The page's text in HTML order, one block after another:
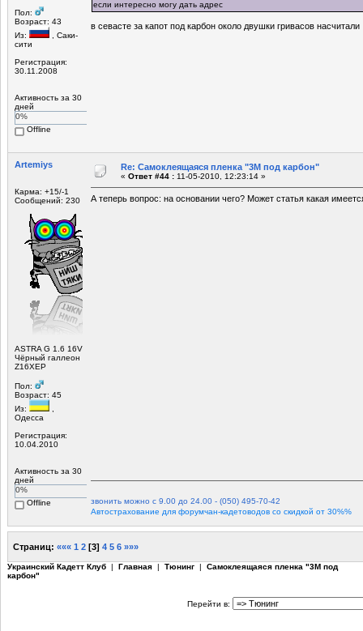
Пол:
Возраст: 43
Из:
, Саки-
сити
Регистрация:
30.11.2008
Активность за 30
дней
0%
Offline
если интересно могу дать адрес
в севасте за капот под карбон около двушки гривасов насчитали
Artemiys
Карма: +15/-1
Сообщений: 230
ASTRA G 1.6 16V
Чёрный галлеон
Z16ХЕР
Пол:
Возраст: 45
Из:
Одесса
Регистрация:
10.04.2010
Активность за 30
дней
0%
Offline
Re: Самоклеящаяся пленка "3М под карбон"
« Ответ #44 : 11-05-2010, 12:23:14 »
А теперь вопрос: на основании чего? Может статья какая
звонить можно с 9.00 до 24.00 - (050) 495-70-42
Автострахование для форумчан-кадетоводов со скидкой от 30%%
Страниц: ««« 1 2 [3] 4 5 6 »»»
Украинский Кадетт Клуб | Главная | Тюнинг | Самоклеящаяся пленка "3М под
карбон"
Перейти в: